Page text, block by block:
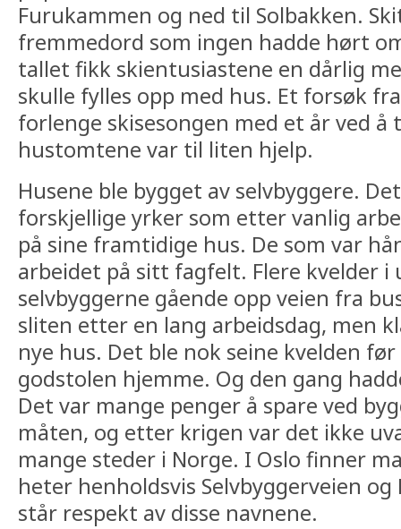
Furukammen og ned til Solbakken.
fremmedord som ingen hadde hørt
tallet fikk skientusiastene en dårlig
skulle fylles opp med hus. Et forsøk
forlenge skisesongen med et år ved
hustomtene var til liten hjelp.
Husene ble bygget av selvbyggere.
forskjellige yrker som etter vanlig
på sine framtidige hus. De som var
arbeidet på sitt fagfelt. Flere kvelder i
selvbyggerne gående opp veien fra
sliten etter en lang arbeidsdag, men
nye hus. Det ble nok seine kvelden
godstolen hjemme. Og den gang
Det var mange penger å spare ved
måten, og etter krigen var det ikke
mange steder i Norge. I Oslo finner
heter henholdsvis Selvbyggerveien
står respekt av disse navnene.